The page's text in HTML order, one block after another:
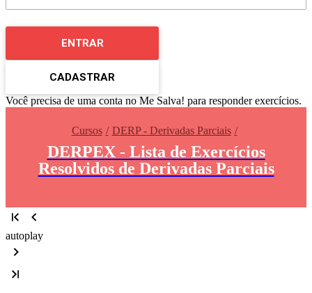
ENTRAR
CADASTRAR
Você precisa de uma conta no Me Salva! para responder exercícios.
Cursos DERP - Derivadas Parciais
DERPEX - Lista de Exercícios
Resolvidos de Derivadas Parciais
autoplay